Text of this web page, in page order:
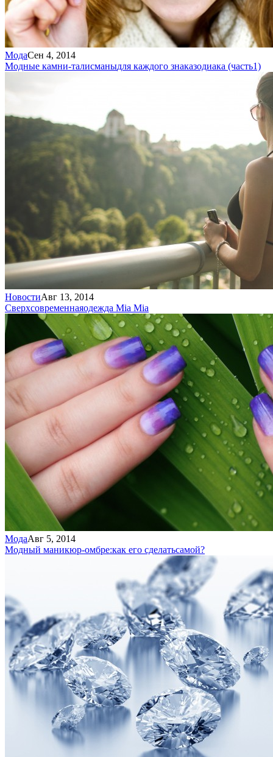
МодаСен 4, 2014
Модные камни-талисманыдля каждого знаказодиака (часть1)
НовостиАвг 13, 2014
Сверхсовременнаяодежда Mia Mia
МодаАвг 5, 2014
Модный маникюр-омбре:как его сделатьсамой?